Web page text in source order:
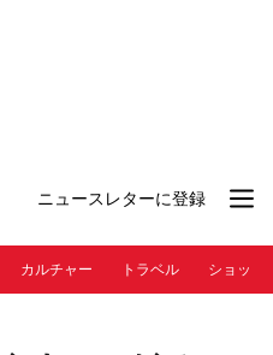
ニュースレターに登録
カルチャー トラベル ショッピ